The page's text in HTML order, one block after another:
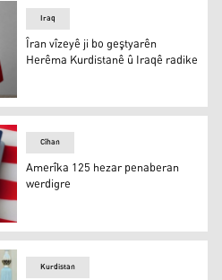
Herêma Kurdistanê û Iraqê
Iraq
Îran vîzeyê ji bo geştyarên
Herêma Kurdistanê û Iraqê radike
werdigre
Cîhan
Amerîka 125 hezar penaberan
werdigre
Kurdistan